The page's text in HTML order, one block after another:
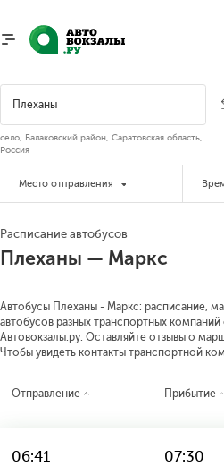
село, Балаковский район, Саратовская область,
Россия
Место отправления
Расписание автобусов
Плеханы — Маркс
Автобусы Плеханы - Маркс: расписание,
автобусов разных транспортных
Автовокзалы.ру. Оставляйте отзывы о
Чтобы увидеть контакты транспортной
Отправление Прибытие
06:41 07:30